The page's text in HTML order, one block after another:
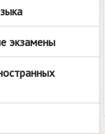
экзамены